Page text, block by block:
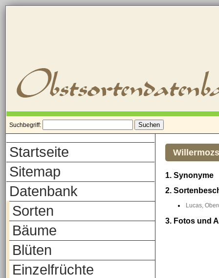
Suchbegriff:
Startseite
Sitemap
Datenbank
Sorten
Bäume
Blüten
Einzelfrüchte
1. Synonyme
2.
Lucas,
3. Fotos und